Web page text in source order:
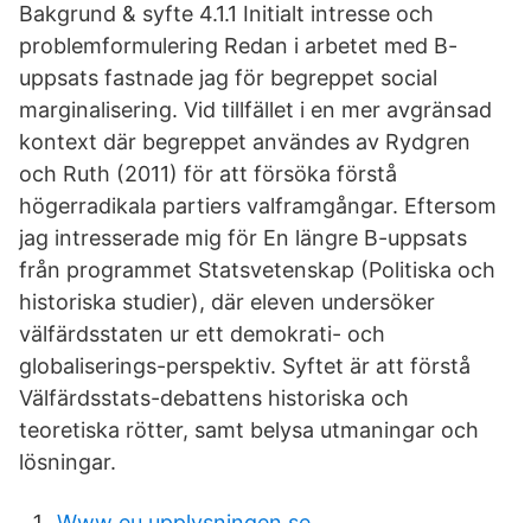
Bakgrund & syfte 4.1.1 Initialt intresse och
problemformulering Redan i arbetet med B-
uppsats fastnade jag för begreppet social
marginalisering. Vid tillfället i en mer avgränsad
kontext där begreppet användes av Rydgren
och Ruth (2011) för att försöka förstå
högerradikala partiers valframgångar. Eftersom
jag intresserade mig för En längre B-uppsats
från programmet Statsvetenskap (Politiska och
historiska studier), där eleven undersöker
välfärdsstaten ur ett demokrati- och
globaliserings-perspektiv. Syftet är att förstå
Välfärdsstats-debattens historiska och
teoretiska rötter, samt belysa utmaningar och
lösningar.